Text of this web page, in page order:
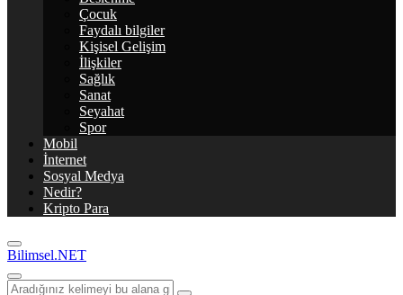
Çocuk
Faydalı bilgiler
Kişisel Gelişim
İlişkiler
Sağlık
Sanat
Seyahat
Spor
Mobil
İnternet
Sosyal Medya
Nedir?
Kripto Para
Bilimsel.NET